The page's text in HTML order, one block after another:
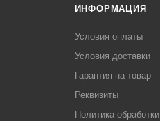
ИНФОРМАЦИЯ
Условия оплаты
Условия доставки
Гарантия на товар
Реквизиты
Политика обработки